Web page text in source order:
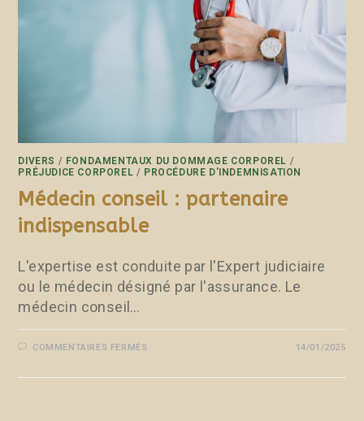
DIVERS / FONDAMENTAUX DU DOMMAGE CORPOREL /
PRÉJUDICE CORPOREL / PROCÉDURE D'INDEMNISATION
Médecin conseil : partenaire
indispensable
L'expertise est conduite par l'Expert judiciaire
ou le médecin désigné par l'assurance. Le
médecin conseil…
COMMENTAIRES FERMÉS 14/01/2025